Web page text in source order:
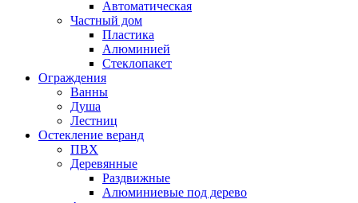
Автоматическая
Частный дом
Пластика
Алюминией
Стеклопакет
Ограждения
Ванны
Душа
Лестниц
Остекление веранд
ПВХ
Деревянные
Раздвижные
Алюминиевые под дерево